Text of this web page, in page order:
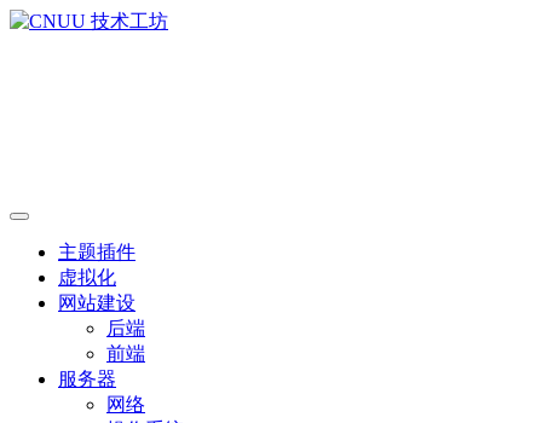
主题插件
虚拟化
网站建设
后端
前端
服务器
网络